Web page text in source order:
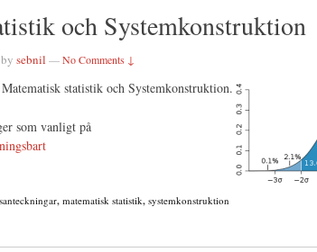
och Systemkonstruktion
by sebnil —No Comments ↓
statistik och Systemkonstruktion.
som vanligt på
, matematisk statistik, systemkonstruktion